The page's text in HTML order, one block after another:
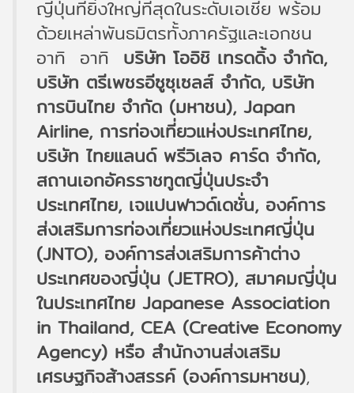
ญี่ปุ่นที่ยิ่งใหญ่ที่สุดในระดับเอเชีย พร้อม
ด้วยเหล่าพันธมิตรทั้งภาครัฐและเอกชน
อาทิ อาทิ บริษัท โออิชิ เทรดดิ้ง จำกัด,
บริษัท ตรีเพชรอีซูซุเซลส์ จํากัด, บริษัท
การบินไทย จำกัด (มหาชน), Japan
Airline, การท่องเที่ยวแห่งประเทศไทย,
บริษัท ไทยแลนด์ พรีวิเลจ คาร์ด จำกัด,
สถานเอกอัครราชทูตญี่ปุ่นประจำ
ประเทศไทย, เจแปนฟาวด์เดชั่น, องค์การ
ส่งเสริมการท่องเที่ยวแห่งประเทศญี่ปุ่น
(JNTO), องค์การส่งเสริมการค้าต่าง
ประเทศของญี่ปุ่น (JETRO), สมาคมญี่ปุ่น
ในประเทศไทย Japanese Association
in Thailand, CEA (Creative Economy
Agency) หรือ สำนักงานส่งเสริม
เศรษฐกิจส้างสรรค์ (องค์การมหาชน),